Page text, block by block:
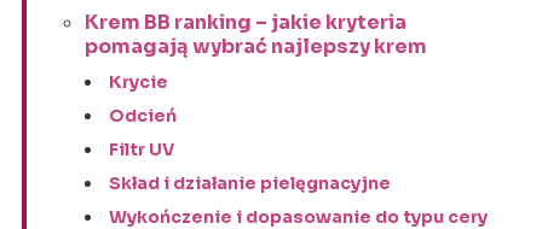
Krem BB ranking – jakie kryteria
pomagają wybrać najlepszy krem
Krycie
Odcień
Filtr UV
Skład i działanie pielęgnacyjne
Wykończenie i dopasowanie do typu cery